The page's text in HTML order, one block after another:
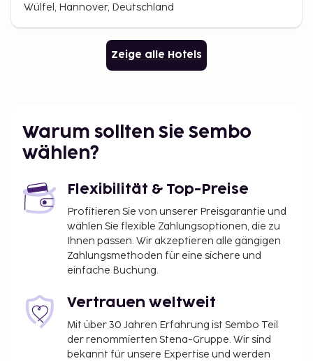
Wülfel, Hannover, Deutschland
Zeige alle Hotels
Warum sollten Sie Sembo
wählen?
Flexibilität & Top-Preise
Profitieren Sie von unserer Preisgarantie und
wählen Sie flexible Zahlungsoptionen, die zu
Ihnen passen. Wir akzeptieren alle gängigen
Zahlungsmethoden für eine sichere und
einfache Buchung.
Vertrauen weltweit
Mit über 30 Jahren Erfahrung ist Sembo Teil
der renommierten Stena-Gruppe. Wir sind
bekannt für unsere Expertise und werden